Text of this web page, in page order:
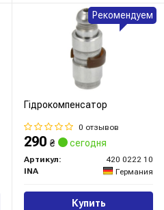
Гідрокомпенсатор
0 отзывов
290 ₴ сегодня
Артикул:
420 0222 10
INA
Германия
Купить
Рекомендуем